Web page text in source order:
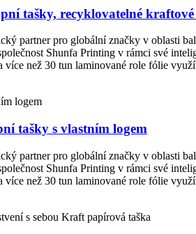
tašky, recyklovatelné
partner pro globální značky v oblasti
Shunfa Printing v rámci své
než 30 tun laminované role fólie
tašky s vlastním logem
partner pro globální značky v oblasti
Shunfa Printing v rámci své
než 30 tun laminované role fólie